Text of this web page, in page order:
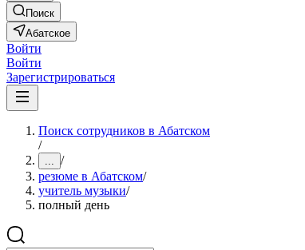
Поиск
Абатское
Войти
Войти
Зарегистрироваться
Поиск сотрудников в Абатском
/
... /
резюме в Абатском/
учитель музыки/
полный день